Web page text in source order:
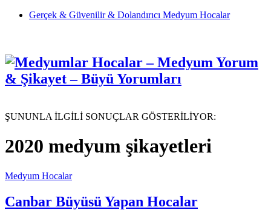
Gerçek & Güvenilir & Dolandırıcı Medyum Hocalar
ŞUNUNLA İLGİLİ SONUÇLAR GÖSTERİLİYOR:
2020 medyum şikayetleri
Medyum Hocalar
Canbar Büyüsü Yapan Hocalar